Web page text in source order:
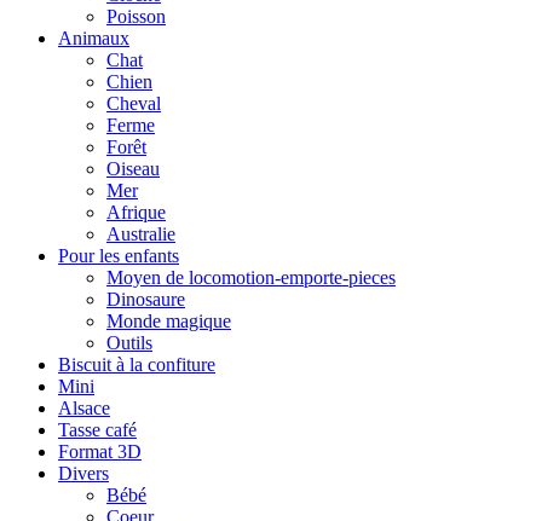
Poisson
Animaux
Chat
Chien
Cheval
Ferme
Forêt
Oiseau
Mer
Afrique
Australie
Pour les enfants
Moyen de locomotion-emporte-pieces
Dinosaure
Monde magique
Outils
Biscuit à la confiture
Mini
Alsace
Tasse café
Format 3D
Divers
Bébé
Coeur